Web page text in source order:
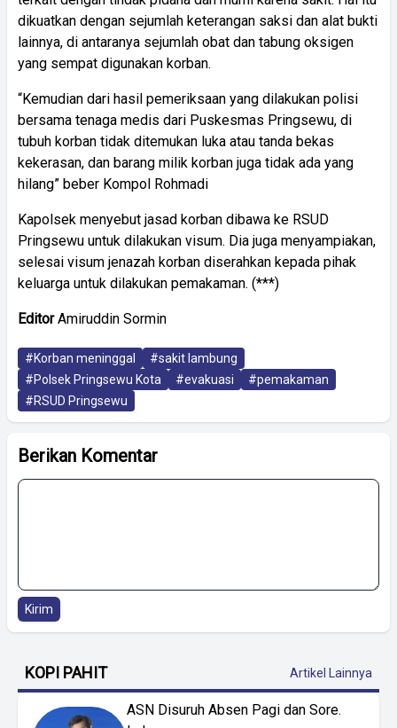
dikuatkan dengan sejumlah keterangan saksi dan alat bukti
lainnya, di antaranya sejumlah obat dan tabung oksigen
yang sempat digunakan korban.
“Kemudian dari hasil pemeriksaan yang dilakukan polisi
bersama tenaga medis dari Puskesmas Pringsewu, di
tubuh korban tidak ditemukan luka atau tanda bekas
kekerasan, dan barang milik korban juga tidak ada yang
hilang” beber Kompol Rohmadi
Kapolsek menyebut jasad korban dibawa ke RSUD
Pringsewu untuk dilakukan visum. Dia juga menyampiakan,
selesai visum jenazah korban diserahkan kepada pihak
keluarga untuk dilakukan pemakaman. (***)
EditorAmiruddin Sormin
#Korban meninggal
#sakit lambung
#Polsek Pringsewu Kota
#evakuasi
#pemakaman
#RSUD Pringsewu
Berikan Komentar
Kirim
KOPI PAHIT Artikel Lainnya
ASN Disuruh Absen Pagi dan Sore.